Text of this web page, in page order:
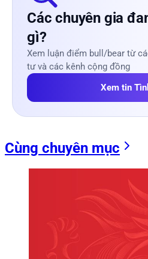
Các chuyên gia
gì?
Xem luận điểm bull/bear từ
tư và các kênh cộng đồng
Xem tin
Cùng chuyên mục